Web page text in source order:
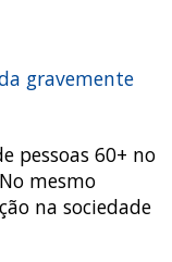
gravemente
pessoas 60+ no
mesmo
na sociedade